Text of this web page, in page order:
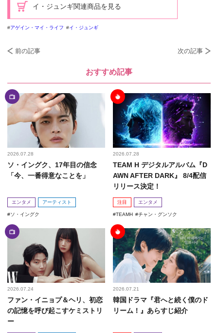
イ・ジュンギ関連商品を見る
アゲイン・マイ・ライフ イ・ジュンギ
前の記事 次の記事
おすすめ記事
2026.07.28
ソ・イングク、17年目の信念
「今、一番得意なことを」
エンタメ アーティスト
ソ・イングク
2026.07.28
TEAM H デジタルアルバム『D
AWN AFTER DARK』 8/4配信
リリース決定！
注目 エンタメ
TEAMH チャン・グンソク
2026.07.24
ファン・イニョプ＆ヘリ、初恋
の記憶を呼び起こすケミストリ
ー
2026.07.21
韓国ドラマ『君へと続く僕のド
リーム！』あらすじ紹介